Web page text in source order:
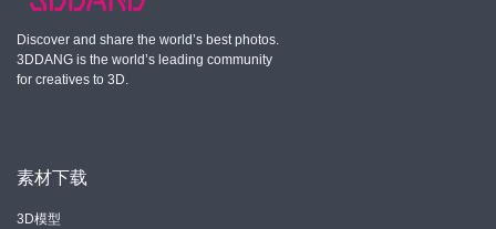
Discover and share the world’s best photos.
3DDANG is the world’s leading community
for creatives to 3D.
素材下载
3D模型